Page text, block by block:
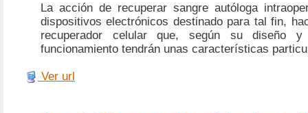
La acción de recuperar sangre autóloga
dispositivos electrónicos destinado para tal fin,
recuperador celular que, según su diseño
funcionamiento tendrán unas características
Ver url